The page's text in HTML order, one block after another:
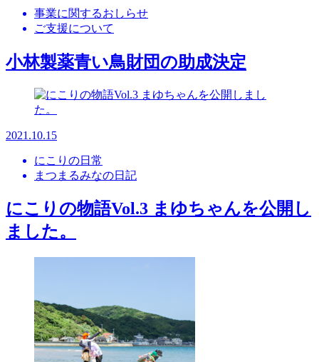
事業に関するおしらせ
ご支援について
小林製薬青い鳥財団の助成決定
2021.10.15
にこりの日常
まつまるみなの日記
にこりの物語Vol.3 まゆちゃんを公開し
ました。